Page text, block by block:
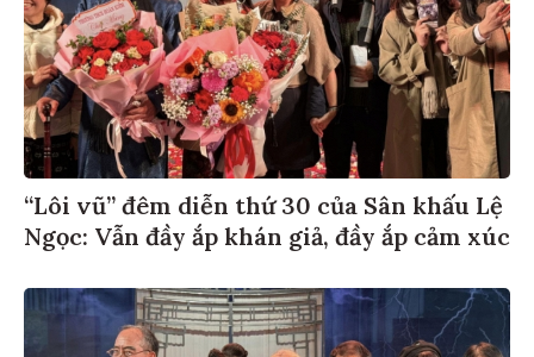
“Lôi vũ” đêm diễn thứ 30 của Sân khấu Lệ
Ngọc: Vẫn đầy ắp khán giả, đầy ắp cảm xúc